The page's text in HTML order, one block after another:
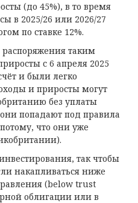
(до 45%), в то время
в 2025/26 или 2026/27
по ставке 12%.
распоряжения таким
с 6 апреля 2025
и были легко
и приросты могут
без уплаты
попадают под правила
что они уже
так чтобы
накапливаться ниже
(below trust
облигации или в